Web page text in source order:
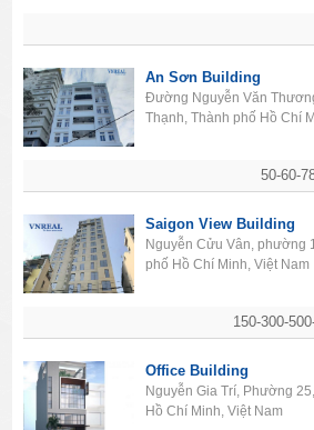
50-60-
An Sơn Building
Đường Nguyễn Văn
Thạnh, Thành phố Hồ Chí
150-300-
Saigon View Building
Nguyễn Cửu Vân, phường
phố Hồ Chí Minh, Việt Nam
Office Building
Nguyễn Gia Trí, Phường
Hồ Chí Minh, Việt Nam